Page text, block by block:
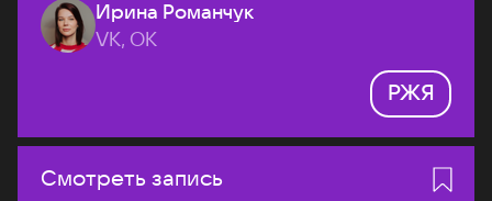
Ирина Романчук
VK, ОК
РЖЯ
Смотреть запись